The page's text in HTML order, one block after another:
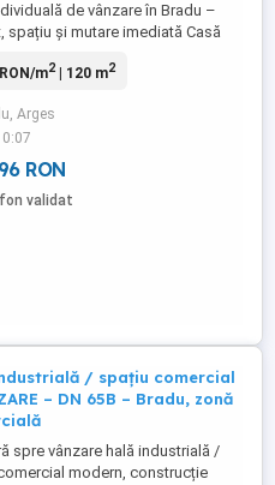
de vânzare în Bradu –
spațiu și mutare imediată Casă
la doar câteva minute de
spațiu și o locuință complet
fără investiții suplimentare.
are ...
m2| 120 m2
Arges
RON
validat
/ spațiu comercial
– DN 65B – Bradu, zonă
spre vânzare hală industrială /
modern, construcție